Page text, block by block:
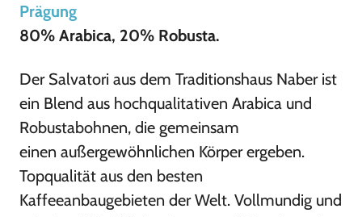
Prägung
80% Arabica, 20% Robusta.
Der Salvatori aus dem Traditionshaus Naber ist
ein Blend aus hochqualitativen Arabica und
Robustabohnen, die gemeinsam
einen außergewöhnlichen Körper ergeben.
Topqualität aus den besten
Kaffeeanbaugebieten der Welt. Vollmundig und